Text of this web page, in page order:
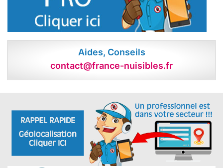
Aides, Conseils
contact@france-nuisibles.fr